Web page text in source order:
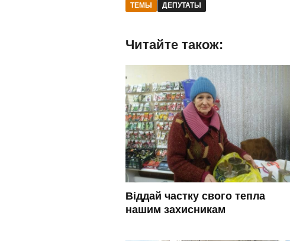
ТЕМЫ ДЕПУТАТЫ
Читайте також:
Віддай частку свого тепла
нашим захисникам